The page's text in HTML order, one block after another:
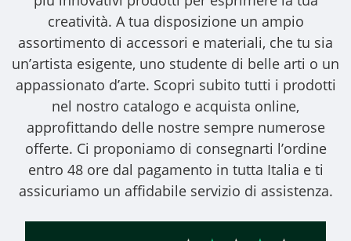
creatività. A tua disposizione un ampio
assortimento di accessori e materiali, che tu sia
un’artista esigente, uno studente di belle arti o un
appassionato d’arte. Scopri subito tutti i prodotti
nel nostro catalogo e acquista online,
approfittando delle nostre sempre numerose
offerte. Ci proponiamo di consegnarti l’ordine
entro 48 ore dal pagamento in tutta Italia e ti
assicuriamo un affidabile servizio di assistenza.